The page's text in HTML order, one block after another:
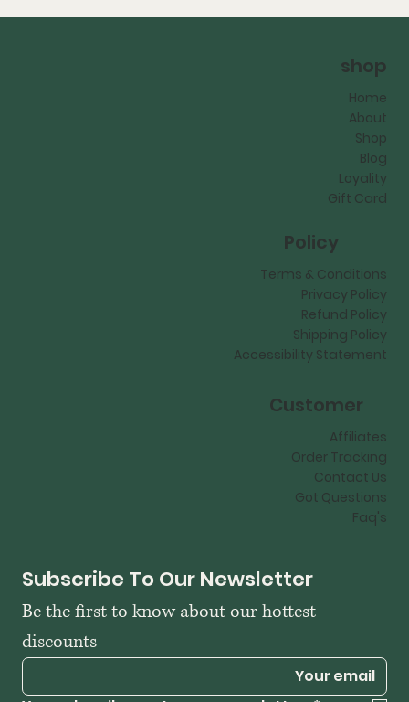
Subscribe To Our Newsletter
Be the first to know about our hottest
discounts
shop
Home
About
Shop
Blog
Loyality
Gift Card
Policy
Terms & Conditions
Privacy Policy
Refund Policy
Shipping Policy
Accessibility Statement
Customer
Affiliates
Order Tracking
Contact Us
Got Questions
Faq's